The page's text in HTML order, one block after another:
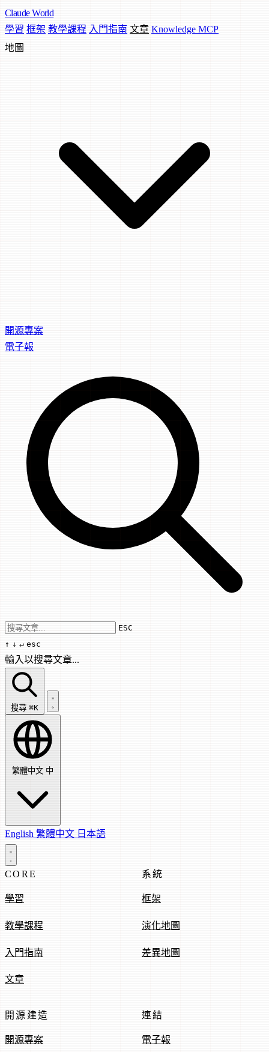
Claude World
學習 框架 教學課程 入門指南 文章 Knowledge MCP
地圖
開源專案
電子報
Use arrow keys to navigate results,
ESC
↑ ↓ ↵ esc
輸入以搜尋文章...
搜尋文章...
搜尋 ⌘K
繁體中文 中
English 繁體中文 日本語
CORE
學習
教學課程
入門指南
文章
系統
框架
演化地圖
差異地圖
開源建造
開源專案
連結
電子報